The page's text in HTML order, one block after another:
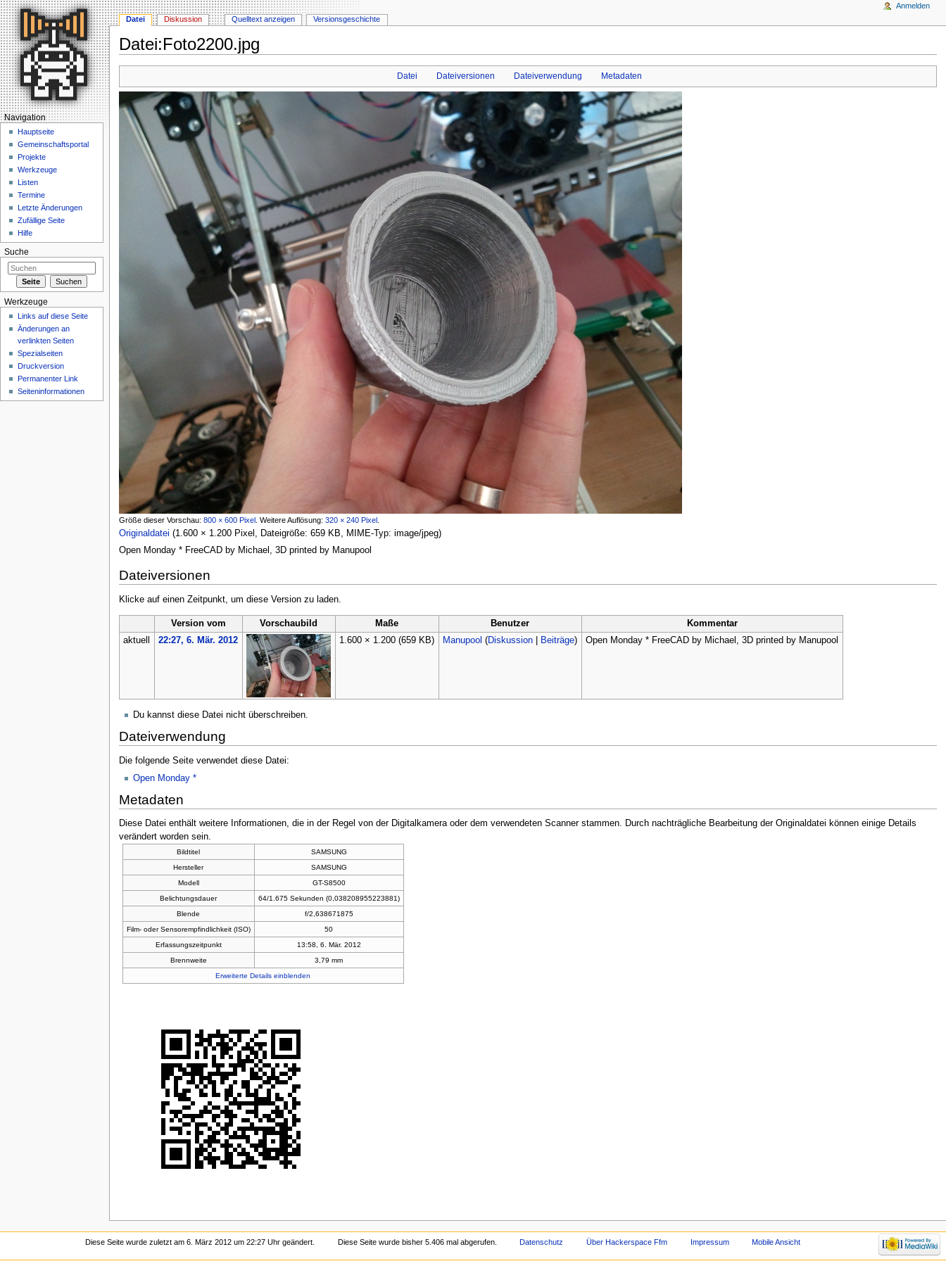
Datei:Foto2200.jpg
Datei
Dateiversionen Dateiverwendung Metadaten
Größe dieser Vorschau: 800 × 600 Pixel. Weitere Auflösung: 320 × 240 Pixel.
Originaldatei (1.600 × 1.200 Pixel, Dateigröße: 659 KB, MIME-Typ: image/jpeg)
Open Monday * FreeCAD by Michael, 3D printed by Manupool
Dateiversionen
Klicke auf einen Zeitpunkt, um diese Version zu laden.
Version vom Vorschaubild Maße Benutzer
Kommentar
aktuell
22:27, 6. Mär. 2012 1.600 × 1.200 (659 KB) Manupool (Diskussion| Beiträge) Open Monday * FreeCAD by Michael, 3D printed by Manupool
Du kannst diese Datei nicht überschreiben.
Dateiverwendung
Die folgende Seite verwendet diese Datei:
Open Monday *
Metadaten
Diese Datei enthält weitere Informationen, die in der Regel von der Digitalkamera oder dem verwendeten Scanner stammen. Durch nachträgliche Bearbeitung der Originaldatei können einige Details
verändert worden sein.
Bildtitel
SAMSUNG
Hersteller
SAMSUNG
Modell
GT-S8500
Belichtungsdauer
64/1.675 Sekunden (0,038208955223881)
Blende
f/2,638671875
Film- oder Sensorempfindlichkeit (ISO)
50
Erfassungszeitpunkt
13:58, 6. Mär. 2012
Brennweite
3,79 mm
Erweiterte Details einblenden
Datei Diskussion Quelltext anzeigen Versionsgeschichte
Anmelden
Navigation
Hauptseite
Gemeinschaftsportal
Projekte
Werkzeuge
Listen
Termine
Letzte Änderungen
Zufällige Seite
Hilfe
Suche
Werkzeuge
Links auf diese Seite
Änderungen an
verlinkten Seiten
Spezialseiten
Druckversion
Permanenter Link
Seiten­informationen
Diese Seite wurde zuletzt am 6. März 2012 um 22:27 Uhr geändert. Diese Seite wurde bisher 5.406 mal abgerufen. Datenschutz Über Hackerspace Ffm Impressum Mobile Ansicht